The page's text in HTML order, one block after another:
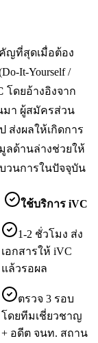
ญที่สุดเมื่อต้อง
It-Yourself /
โดยอ้างอิงจาก
มา ผู้สมัครส่วน
ส่งผลให้เกิดการ
ลด้านล่างช่วยให้
วนการในปัจจุบัน
ใช้บริการ iVC
1-2 ชั่วโมง ส่ง
เอกสารให้ iVC
แล้วรอผล
ตรวจ 3 รอบ
โดยทีมเชี่ยวชาญ
+ อดีต จนท. สถาน